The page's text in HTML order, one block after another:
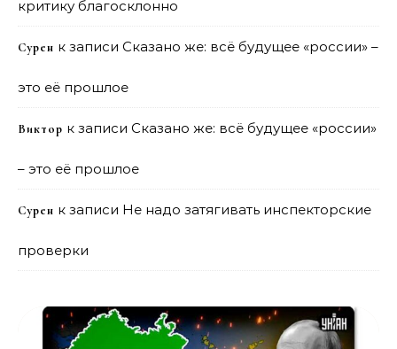
критику благосклонно
Сурен к записи Сказано же: всё будущее «россии» –
это её прошлое
Виктор к записи Сказано же: всё будущее «россии»
– это её прошлое
Сурен к записи Не надо затягивать инспекторские
проверки